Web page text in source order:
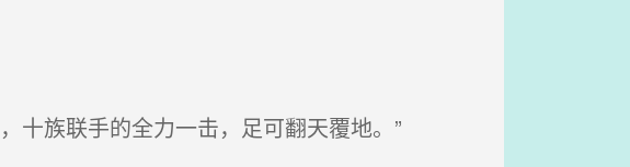
十族联手的全力一击，足可翻天覆地。”